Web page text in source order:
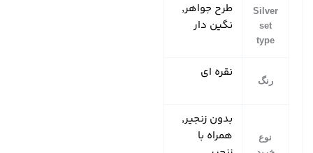
Silver
set
type
طرح جواهر,
نگین دار
رنگ
نقره ای
نوع
بدون زنجیر,
همراه با